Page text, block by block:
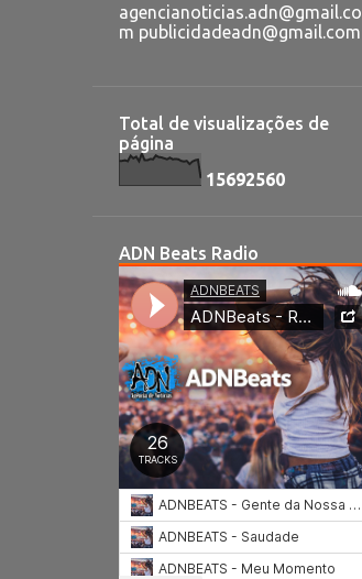
agencianoticias.adn@gmail.co
m publicidadeadn@gmail.com
Total de visualizações de
página
1 5692560
ADN Beats Radio